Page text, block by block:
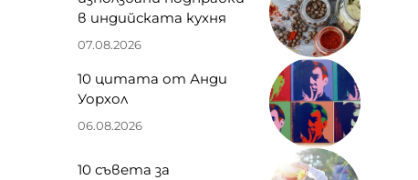
в индийската кухня
07.08.2026
10 цитата от Анди
Уорхол
06.08.2026
10 съвета за